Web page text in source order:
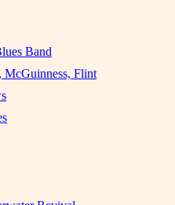
Band
McGuinness, Flint